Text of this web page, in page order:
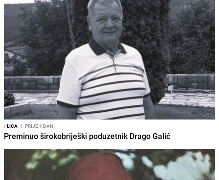
/LICA I PRIJE 1 DAN
Preminuo širokobriješki poduzetnik Drago Galić